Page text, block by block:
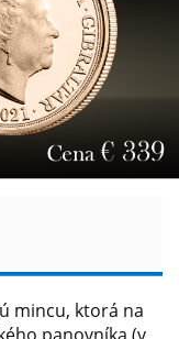
mincu, ktorá na